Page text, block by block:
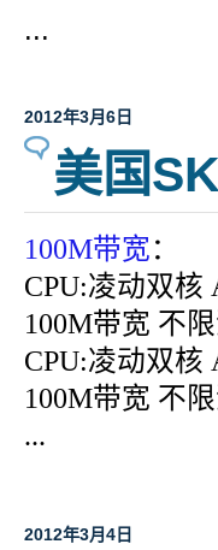
...
2012年3月6日
美国
100M带宽：
CPU:凌动双
100M带宽 不
CPU:凌动双
100M带宽 不
...
2012年3月4日